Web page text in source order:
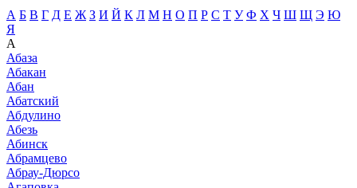
А Б В Г Д Е Ж З И Й К Л М Н О П Р С Т У Ф Х Ч Ш Щ Э Ю
Я
А
Абаза
Абакан
Абан
Абатский
Абдулино
Абезь
Абинск
Абрамцево
Абрау-Дюрсо